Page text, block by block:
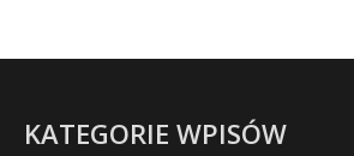
KATEGORIE WPISÓW